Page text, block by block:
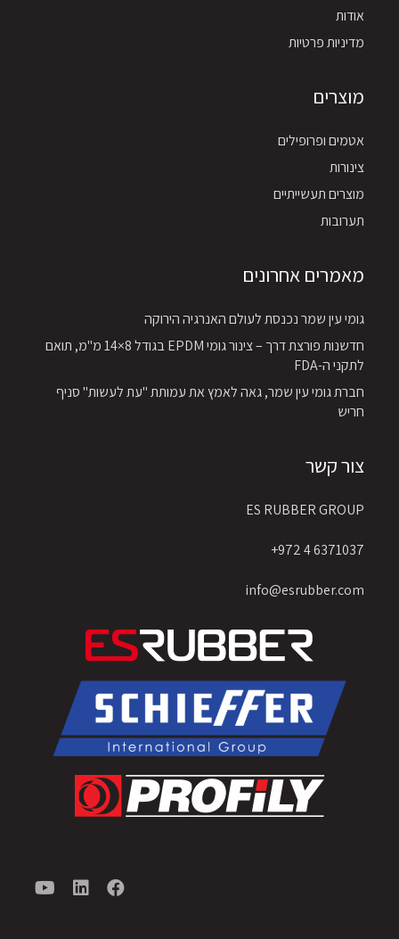
אודות
מדיניות פרטיות
מוצרים
אטמים ופרופילים
צינורות
מוצרים תעשייתיים
תערובות
מאמרים אחרונים
גומי עין שמר נכנסת לעולם האנרגיה הירוקה
חדשנות פורצת דרך – צינור גומי EPDM בגודל 8×14 מ"מ, תואם
לתקני ה-FDA
חברת גומי עין שמר, גאה לאמץ את עמותת "עת לעשות" סניף
חריש
צור קשר
ES RUBBER GROUP
6371037 4 972+
info@esrubber.com